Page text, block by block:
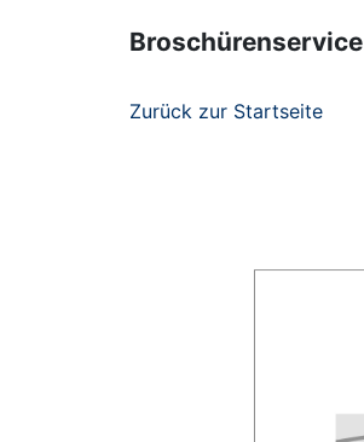
Broschürenservice
Zurück zur Startseite